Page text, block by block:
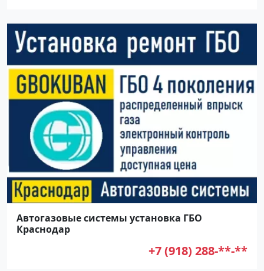
Автогазовые системы установка ГБО
Краснодар
+7 (918) 288-**-**